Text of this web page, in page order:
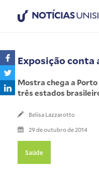
NOTÍCIAS
Exposição
Mostra chega a
três estados
Belisa Lazzarotto
29 de outubro de 2014
Saúde